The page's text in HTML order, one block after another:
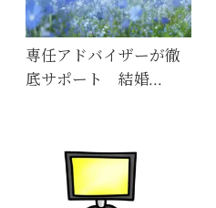
専任アドバイザーが徹
底サポート 結婚…